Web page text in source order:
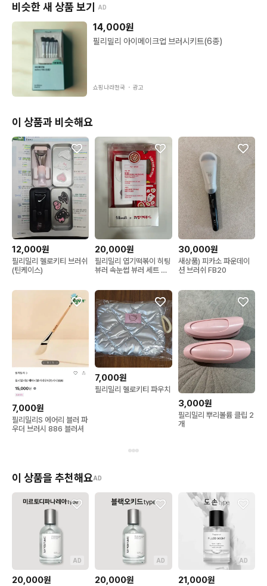
비슷한 새 상품 보기 AD
14,000원
필리밀리 아이메이크업 브러시키트(6종)
쇼핑나라천국 ・ 광고
이 상품과 비슷해요
12,000원
필리밀리 헬로키티 브러쉬
(틴케이스)
20,000원
필리밀리 엽기떡볶이 히팅
뷰러 속눈썹 뷰러 세트 충
30,000원
새상품) 피카소 파운데이
션 브러쉬 FB20
7,000원
필리밀리S 에어리 블러 파
우더 브러시 886 블러셔
7,000원
필리밀리 헬로키티 파우치
3,000원
필리밀리 뿌리볼륨 클립 2
개
이 상품을 추천해요AD
AD
20,000원
AD
20,000원
AD
21,000원